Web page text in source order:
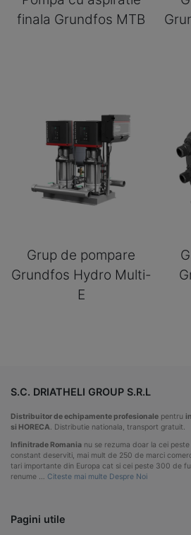
finala Grundfos MTB
Grup de pompare
Grundfos Hydro Multi-
E
S.C. DRIATHELI GROUP S.R.L
Distribuitor de echipamente profesionale pentru
si HORECA. Distributie nationala, transport gratuit.
Infinitrade Romania nu se rezuma doar la cei
constant deserviti, mai mult de 250 de marci
tari importante din Europa cat si cei peste 300 de
renume … Citeste mai multe Despre Noi
Pagini utile